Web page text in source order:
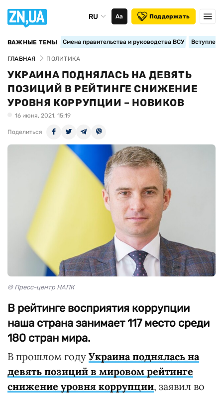
RU Аа Поддержать
ВАЖНЫЕ ТЕМЫ Смена правительства и руководства ВСУ
ГЛАВНАЯ ПОЛИТИКА
УКРАИНА ПОДНЯЛАСЬ НА ДЕВЯТЬ
ПОЗИЦИЙ В РЕЙТИНГЕ СНИЖЕНИЕ
УРОВНЯ КОРРУПЦИИ – НОВИКОВ
16 июня, 2021, 15:19
Поделиться
© Пресс-центр НАПК
В рейтинге восприятия коррупции
наша страна занимает 117 место среди
180 стран мира.
В прошлом году Украина поднялась на
девять позиций в мировом рейтинге
снижение уровня коррупции, заявил во